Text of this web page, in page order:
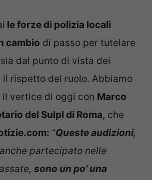
le forze di polizia locali
cambio di passo per tutelare
dal punto di vista dei
il rispetto del ruolo. Abbiamo
vertice di oggi con Marco
del Sulpl di Roma, che
“Queste audizioni,
partecipato nelle
sono un po’ una